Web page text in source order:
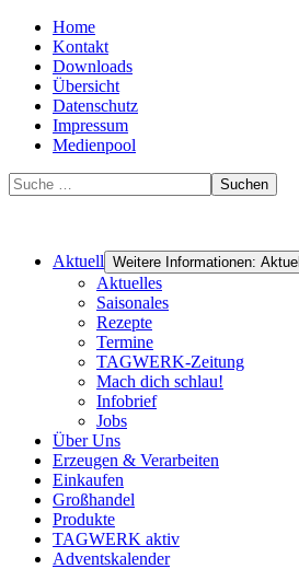
Home
Kontakt
Downloads
Übersicht
Datenschutz
Impressum
Medienpool
Suchen
Aktuell Weitere Informationen: Aktuell
Aktuelles
Saisonales
Rezepte
Termine
TAGWERK-Zeitung
Mach dich schlau!
Infobrief
Jobs
Über Uns
Erzeugen & Verarbeiten
Einkaufen
Großhandel
Produkte
TAGWERK aktiv
Adventskalender